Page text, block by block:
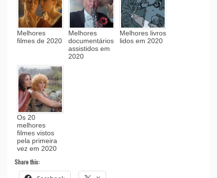
Melhores
filmes de 2020
Melhores
documentários
assistidos em
2020
Melhores livros
lidos em 2020
Os 20
melhores
filmes vistos
pela primeira
vez em 2020
Share this: